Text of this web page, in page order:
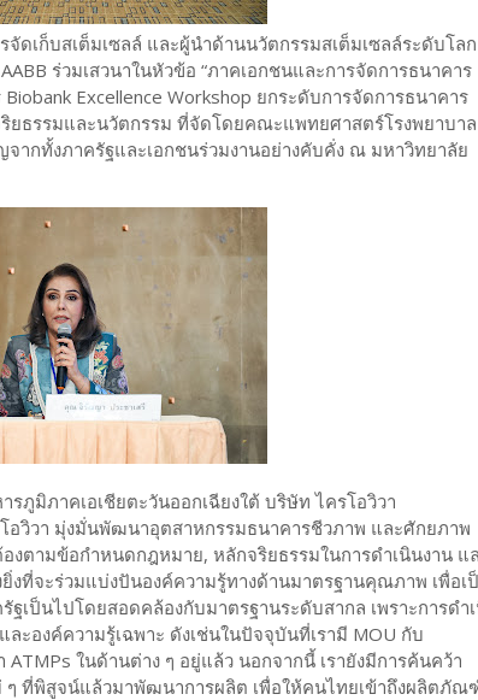
จัดเก็บสเต็มเซลล์ และผู้นำด้านนวัตกรรมสเต็มเซลล์ระดับโลก
ร่วมเสวนาในหัวข้อ “ภาคเอกชนและการจัดการธนาคาร
Excellence Workshop ยกระดับการจัดการธนาคาร
ยธรรมและนวัตกรรม ที่จัดโดยคณะแพทยศาสตร์โรงพยาบาล
ากทั้งภาครัฐและเอกชนร่วมงานอย่างคับคั่ง ณ มหาวิทยาลัย
ภูมิภาคเอเชียตะวันออกเฉียงใต้ บริษัท ไครโอวิวา
อวิวา มุ่งมั่นพัฒนาอุตสาหกรรมธนาคารชีวภาพ และศักยภาพ
งตามข้อกำหนดกฎหมาย, หลักจริยธรรมในการดำเนินงาน แ
ที่จะร่วมแบ่งปันองค์ความรู้ทางด้านมาตรฐานคุณภาพ เพื่อเ
เป็นไปโดยสอดคล้องกับมาตรฐานระดับสากล เพราะการดำ
ะองค์ความรู้เฉพาะ ดังเช่นในปัจจุบันที่เรามี MOU กับ
ในด้านต่าง ๆ อยู่แล้ว นอกจากนี้ เรายังมีการค้นคว้า
ๆ ที่พิสูจน์แล้วมาพัฒนาการผลิต เพื่อให้คนไทยเข้าถึงผลิตภัณ